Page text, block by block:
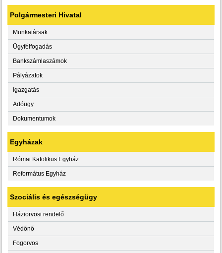
Polgármesteri Hivatal
Munkatársak
Ügyfélfogadás
Bankszámlaszámok
Pályázatok
Igazgatás
Adóügy
Dokumentumok
Egyházak
Római Katolikus Egyház
Református Egyház
Szociális és egészségügy
Háziorvosi rendelő
Védőnő
Fogorvos